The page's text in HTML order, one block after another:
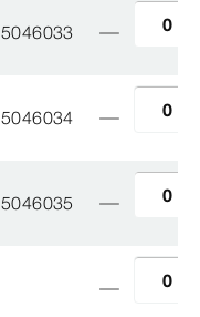
5046033
5046034
5046035